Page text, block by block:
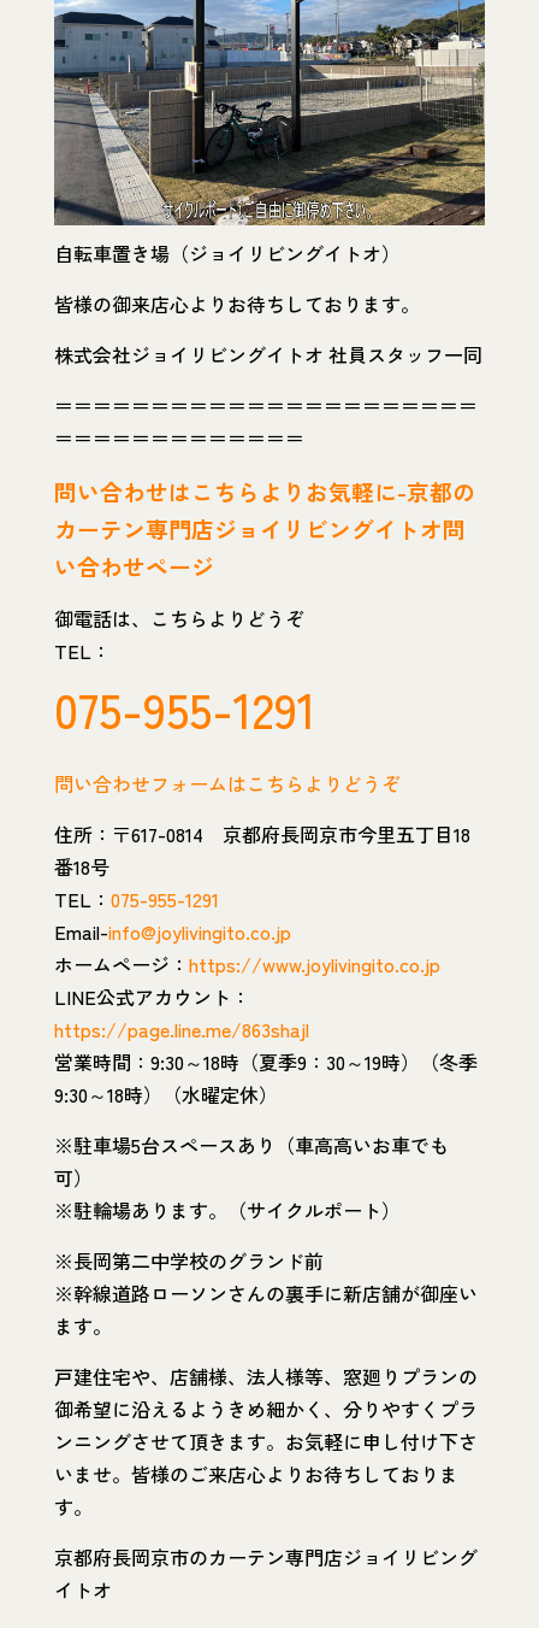
自転車置き場（ジョイリビングイトオ）
皆様の御来店心よりお待ちしております。
株式会社ジョイリビングイトオ 社員スタッフ一同
＝＝＝＝＝＝＝＝＝＝＝＝＝＝＝＝＝＝＝＝＝＝
＝＝＝＝＝＝＝＝＝＝＝＝＝
問い合わせはこちらよりお気軽に-京都の
カーテン専門店ジョイリビングイトオ問
い合わせページ
御電話は、こちらよりどうぞ
TEL：
075-955-1291
問い合わせフォームはこちらよりどうぞ
住所：〒617-0814 京都府長岡京市今里五丁目18
番18号
TEL： 075-955-1291
Email-info@joylivingito.co.jp
ホームページ： https://www.joylivingito.co.jp
LINE公式アカウント：
https://page.line.me/863shajl
営業時間：9:30～18時（夏季9：30～19時）（冬季
9:30～18時）（水曜定休）
※駐車場5台スペースあり（車高高いお車でも
可）
※駐輪場あります。（サイクルポート）
※長岡第二中学校のグランド前
※幹線道路ローソンさんの裏手に新店舗が御座い
ます。
戸建住宅や、店舗様、法人様等、窓廻りプランの
御希望に沿えるようきめ細かく、分りやすくプラ
ンニングさせて頂きます。お気軽に申し付け下さ
いませ。皆様のご来店心よりお待ちしておりま
す。
京都府長岡京市のカーテン専門店ジョイリビング
イトオ